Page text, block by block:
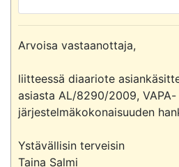
Arvoisa vastaanottaja,
liitteessä diaariote
asiasta AL/8290/2009, VAPA-
järjestelmäkokonaisuuden
Ystävällisin terveisin
Taina Salmi